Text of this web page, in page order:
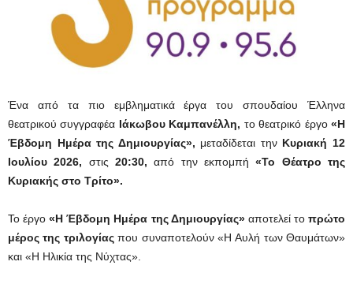
Ένα από τα πιο εμβληματικά έργα του σπουδαίου Έλληνα
θεατρικού συγγραφέα Ιάκωβου Καμπανέλλη, το θεατρικό έργο«Η
Έβδομη Ημέρα της Δημιουργίας», μεταδίδεται την Κυριακή 12
Ιουλίου 2026, στις20:30, από την εκπομπή«Το Θέατρο της
Κυριακής στο Τρίτο».
Το έργο«Η Έβδομη Ημέρα της Δημιουργίας»αποτελεί τοπρώτο
μέρος της τριλογίαςπου συναποτελούν «H Αυλή των Θαυμάτων»
και «Η Ηλικία της Νύχτας».